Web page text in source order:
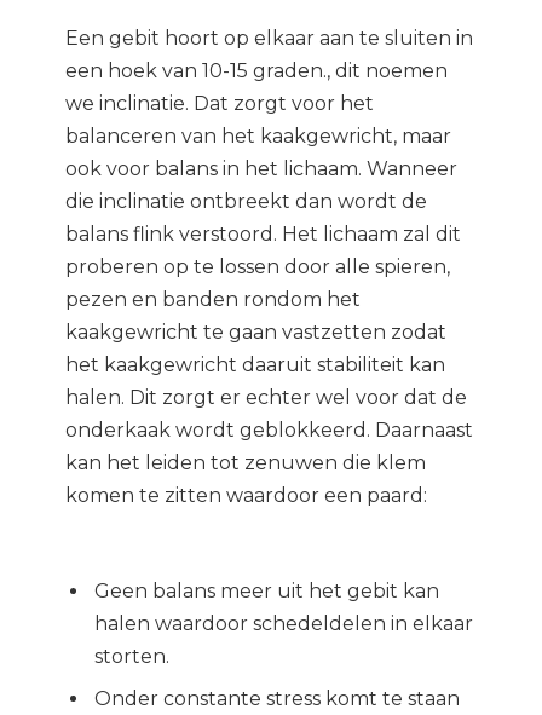
Een gebit hoort op elkaar aan te sluiten in
een hoek van 10-15 graden., dit noemen
we inclinatie. Dat zorgt voor het
balanceren van het kaakgewricht, maar
ook voor balans in het lichaam. Wanneer
die inclinatie ontbreekt dan wordt de
balans flink verstoord. Het lichaam zal dit
proberen op te lossen door alle spieren,
pezen en banden rondom het
kaakgewricht te gaan vastzetten zodat
het kaakgewricht daaruit stabiliteit kan
halen. Dit zorgt er echter wel voor dat de
onderkaak wordt geblokkeerd. Daarnaast
kan het leiden tot zenuwen die klem
komen te zitten waardoor een paard:
Geen balans meer uit het gebit kan
halen waardoor schedeldelen in elkaar
storten.
Onder constante stress komt te staan